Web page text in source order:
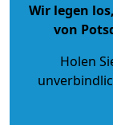
Wir legen
von
Holen